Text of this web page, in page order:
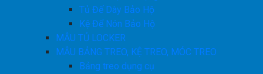
Tủ Đế Dày Bảo Hộ
Kệ Để Nón Bảo Hộ
MẪU TỦ LOCKER
MẪU BẢNG TREO, KỆ TREO, MÓC TREO
Bảng treo dụng cụ